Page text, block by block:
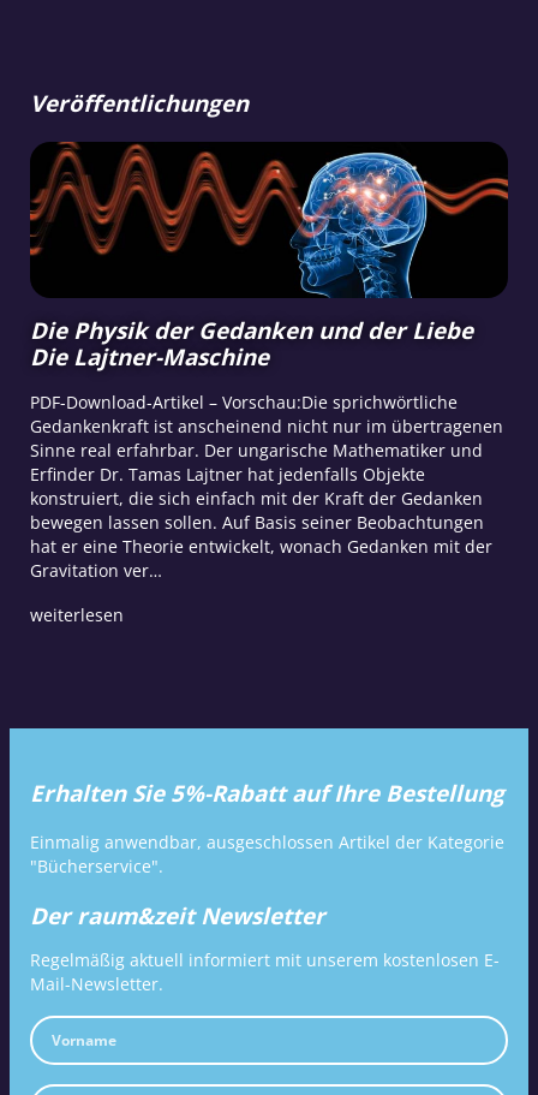
Veröffentlichungen
Die Physik der Gedanken und der Liebe
Die Lajtner-Maschine
PDF-Download-Artikel – Vorschau:Die sprichwörtliche
Gedankenkraft ist anscheinend nicht nur im übertragenen
Sinne real erfahrbar. Der ungarische Mathematiker und
Erfinder Dr. Tamas Lajtner hat jedenfalls Objekte
konstruiert, die sich einfach mit der Kraft der Gedanken
bewegen lassen sollen. Auf Basis seiner Beobachtungen
hat er eine Theorie entwickelt, wonach Gedanken mit der
Gravitation ver…
weiterlesen
Erhalten Sie 5%-Rabatt auf Ihre Bestellung
Einmalig anwendbar, ausgeschlossen Artikel der Kategorie
"Bücherservice".
Der raum&zeit Newsletter
Regelmäßig aktuell informiert mit unserem kostenlosen E-
Mail-Newsletter.